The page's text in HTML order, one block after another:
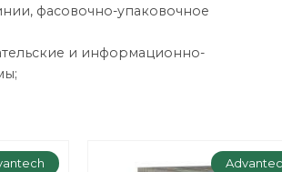
фасовочно-упаковочное
и информационно-